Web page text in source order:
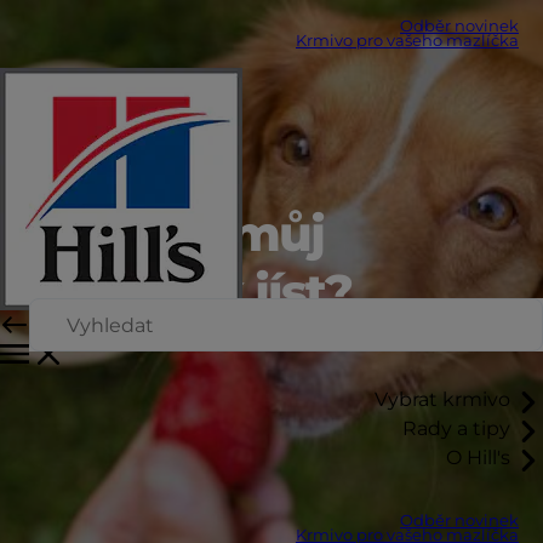
Odběr novinek
Krmivo pro vašeho mazlíčka
Vybrat krmivo
Rady a tipy
O Hill's
Odběr novinek
Krmivo pro vašeho mazlíčka
Může to můj
mazlíček jíst?